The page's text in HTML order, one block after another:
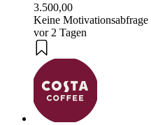
3.500,00
Keine Motivationsabfrage
vor 2 Tagen